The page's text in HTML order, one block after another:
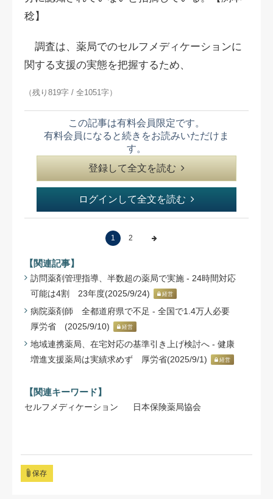
稔】
調査は、薬局でのセルフメディケーションに
関する支援の実態を把握するため、
（残り819字 / 全1051字）
この記事は有料会員限定です。
有料会員になると続きをお読みいただけま
す。
登録して全文を読む
ログインして全文を読む
1 2
【関連記事】
訪問薬剤管理指導、半数超の薬局で実施 - 24時間対応
可能は4割 23年度(2025/9/24)
経営
病院薬剤師 全都道府県で不足 - 全国で1.4万人必要
厚労省 (2025/9/10)
経営
地域連携薬局、在宅対応の基準引き上げ検討へ - 健康
増進支援薬局は実績求めず 厚労省(2025/9/1)
経営
【関連キーワード】
セルフメディケーション 日本保険薬局協会
保存